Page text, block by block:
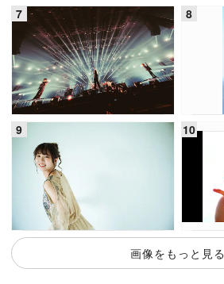
画像をもっと見る